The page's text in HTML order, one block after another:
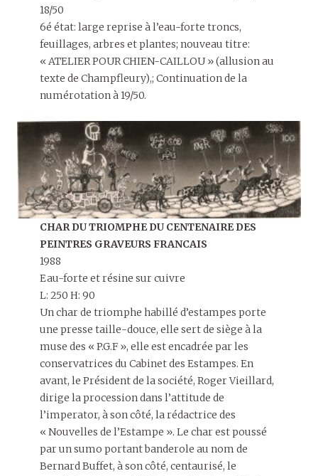
18/50
6é état: large reprise à l’eau-forte troncs,
feuillages, arbres et plantes; nouveau titre:
« ATELIER POUR CHIEN-CAILLOU » (allusion au
texte de Champfleury),; Continuation de la
numérotation à 19/50.
CHAR DU TRIOMPHE DU CENTENAIRE DES
PEINTRES GRAVEURS FRANCAIS
1988
Eau-forte et résine sur cuivre
L: 250 H: 90
Un char de triomphe habillé d’estampes porte
une presse taille-douce, elle sert de siège à la
muse des « P.G.F », elle est encadrée par les
conservatrices du Cabinet des Estampes. En
avant, le Président de la société, Roger Vieillard,
dirige la procession dans l’attitude de
l’imperator, à son côté, la rédactrice des
« Nouvelles de l’Estampe ». Le char est poussé
par un sumo portant banderole au nom de
Bernard Buffet, à son côté, centaurisé, le